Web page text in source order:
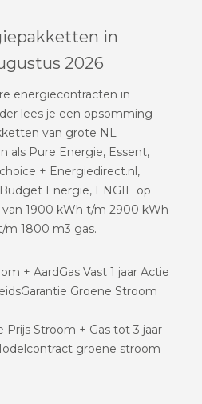
in
2026
energiecontracten in
lees je een opsomming
van grote NL
als Pure Energie, Essent,
+ Energiedirect.nl,
Energie, ENGIE op
van 1900 kWh t/m 2900 kWh
m 1800 m3 gas.
+ AardGas Vast 1 jaar Actie
Groene Stroom
Prijs Stroom + Gas tot 3 jaar
groene stroom